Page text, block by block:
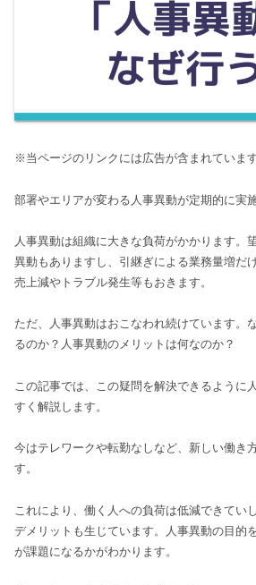
※当ページのリンクには広告が含まれています
部署やエリアが変わる人事異動が定期的に実
人事異動は組織に大きな負荷がかかります。
異動もありますし、引継ぎによる業務量増だ
売上減やトラブル発生等もおきます。
ただ、人事異動はおこなわれ続けています。
るのか？人事異動のメリットは何なのか？
この記事では、この疑問を解決できるように
すく解説します。
今はテレワークや転勤なしなど、新しい働き
す。
これにより、働く人への負荷は低減できてい
デメリットも生じています。人事異動の目的
が課題になるかがわかります。